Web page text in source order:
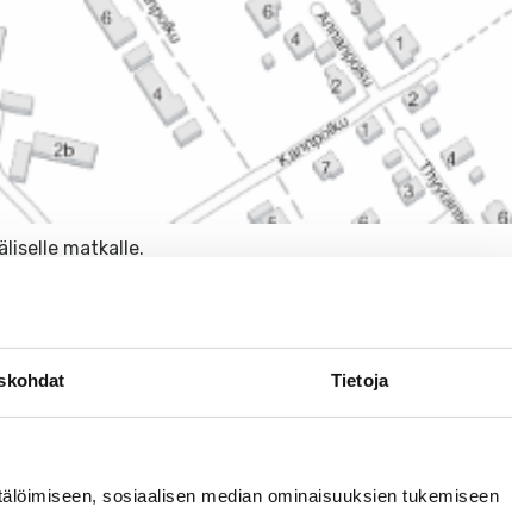
Tietoja
sosiaalisen median ominaisuuksien tukemiseen
matkalle.
kävelyn ja pyöräliikenteen olosuhteiden
75 000 euroa Maurizintien
on alkamassa alkukesällä 2023 ja